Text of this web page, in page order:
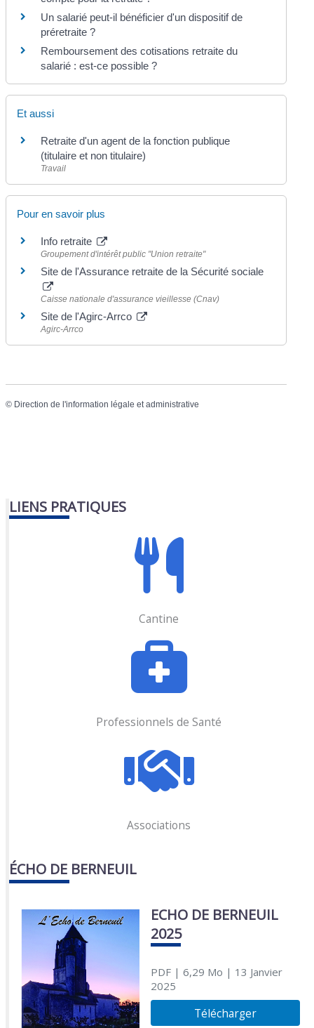
Un salarié peut-il bénéficier d'un dispositif de
préretraite ?
Remboursement des cotisations retraite du
salarié : est-ce possible ?
Et aussi
Retraite d'un agent de la fonction publique
(titulaire et non titulaire)
Travail
Pour en savoir plus
Info retraite
Groupement d'intérêt public "Union retraite"
Site de l'Assurance retraite de la Sécurité sociale
Caisse nationale d'assurance vieillesse (Cnav)
Site de l'Agirc-Arrco
Agirc-Arrco
© Direction de l'information légale et administrative
LIENS PRATIQUES
Cantine
Professionnels de Santé
Associations
ÉCHO DE BERNEUIL
ECHO DE BERNEUIL
2025
PDF| 6,29 Mo | 13 Janvier
2025
Télécharger